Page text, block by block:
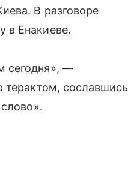
В разговоре
в Енакиеве.
сегодня», —
терактом, сославшись